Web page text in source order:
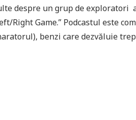
despre un grup de
Right Game.” Podcastul este
benzi care dezvăluie